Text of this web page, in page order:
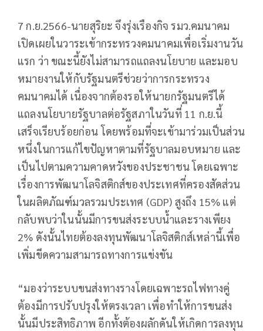
7 ก.ย.2566-นายสุริยะ จึงรุ่งเรืองกิจ รมว.คมนาคม
เปิดเผยในวาระเข้ากระทรวงคมนาคมเพื่อเริ่มงานวัน
แรก ว่า ขณะนี้ยังไม่สามารถแถลงนโยบาย และมอบ
หมายงานให้กับรัฐมนตรีช่วยว่าการกระทรวง
คมนาคมได้ เนื่องจากต้องรอให้นายกรัฐมนตรีได้
แถลงนโยบายรัฐบาลต่อรัฐสภาในวันที่ 11 ก.ย.นี้
เสร็จเรียบร้อยก่อน โดยพร้อมที่จะเข้ามาร่วมเป็นส่วน
หนึ่งในการแก้ไขปัญหาตามที่รัฐบาลมอบหมาย และ
เป็นไปตามความคาดหวังของประชาชน โดยเฉพาะ
เรื่องการพัฒนาโลจิสติกส์ของประเทศที่ครองสัดส่วน
ในผลิตภัณฑ์มวลรวมประเทศ (GDP) สูงถึง 15% แต่
กลับพบว่าในนั้นมีการขนส่งระบบน้ำและรางเพียง
2% ดังนั้นไทยต้องลงทุนพัฒนาโลจิสติกส์เหล่านี้เพื่อ
เพิ่มขีดความสามารถทางการแข่งขัน
“มองว่าระบบขนส่งทางรางโดยเฉพาะรถไฟทางคู่
ต้องมีการปรับปรุงให้ตรงเวลา เพื่อทำให้การขนส่ง
นั้นมีประสิทธิภาพ อีกทั้งต้องผลักดันให้เกิดการลงทุน